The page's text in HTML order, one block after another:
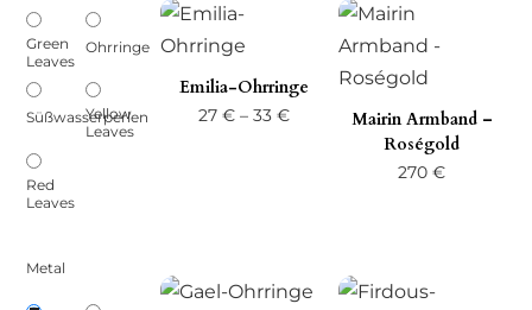
Emilia-Ohrringe
27€ –33€Preisspanne:Mairin Armband –
Roségold
270€
Green
Leaves
Ohrringe
Süßwasserperlen
Yellow
Leaves
Red
Leaves
Metal